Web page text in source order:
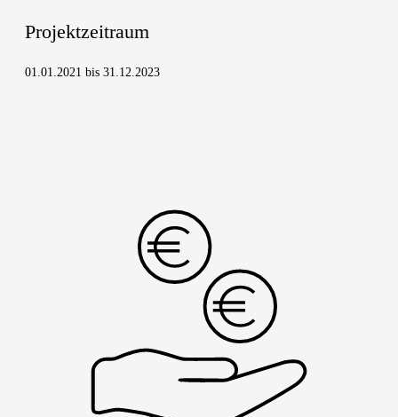
Pro­jekt­zeit­raum
01.01.2021 bis 31.12.2023